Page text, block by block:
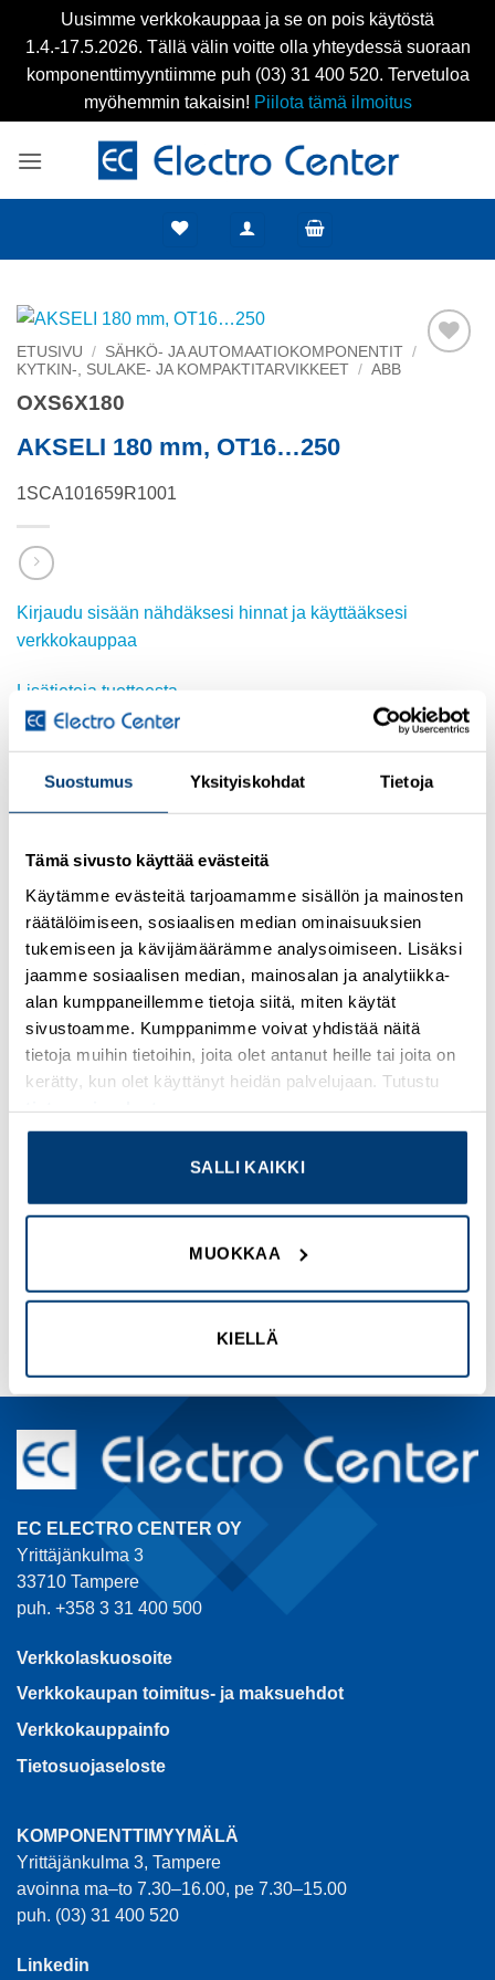
Suostumus Yksityiskohdat Tietoja
Tämä sivusto käyttää evästeitä
Käytämme evästeitä tarjoamamme sisällön ja mainosten
räätälöimiseen, sosiaalisen median ominaisuuksien
tukemiseen ja kävijämäärämme analysoimiseen. Lisäksi
jaamme sosiaalisen median, mainosalan ja analytiikka-
alan kumppaneillemme tietoja siitä, miten käytät
sivustoamme. Kumppanimme voivat yhdistää näitä
tietoja muihin tietoihin, joita olet antanut heille tai joita on
kerätty, kun olet käyttänyt heidän palvelujaan. Tutustu
SALLI KAIKKI
MUOKKAA
KIELLÄ
Uusimme verkkokauppaa ja se on pois käytöstä
1.4.-17.5.2026. Tällä välin voitte olla yhteydessä suoraan
komponenttimyyntiimme puh (03) 31 400 520. Tervetuloa
myöhemmin takaisin! Piilota tämä ilmoitus
ETUSIVU / SÄHKÖ- JA AUTOMAATIOKOMPONENTIT /
KYTKIN-, SULAKE- JA KOMPAKTITARVIKKEET / ABB
OXS6X180
AKSELI 180 mm, OT16…250
1SCA101659R1001
Kirjaudu sisään nähdäksesi hinnat ja käyttääksesi
verkkokauppaa
Lisätietoja tuotteesta
Add to
VÄÄNTÖKYTKIN 690V, 3-nap.
Tuotekoodi OT125F3
Kirjaudu sisään nähdäksesi
hinnat ja käyttääksesi
Add to
TURVAKYTKIN 3-nap. 7,5kW
Tuotekoodi OTP16T3M
verkkokauppaa
EC ELECTRO CENTER OY
Yrittäjänkulma 3
33710 Tampere
puh. +358 3 31 400 500
Verkkolaskuosoite
Verkkokaupan toimitus- ja maksuehdot
Verkkokauppainfo
Tietosuojaseloste
KOMPONENTTIMYYMÄLÄ
Yrittäjänkulma 3, Tampere
avoinna ma–to 7.30–16.00, pe 7.30–15.00
puh. (03) 31 400 520
Linkedin